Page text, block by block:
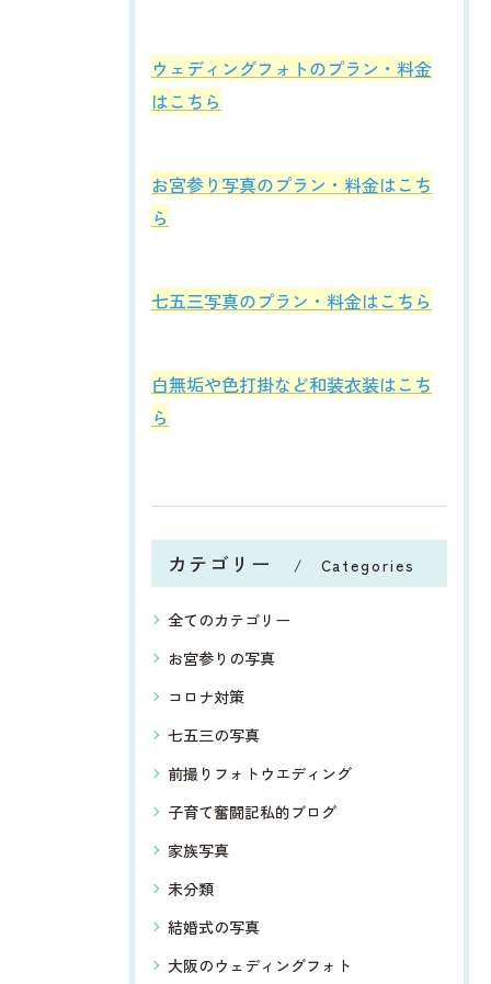
ウェディングフォトのプラン・料金
はこちら
お宮参り写真のプラン・料金はこち
ら
七五三写真のプラン・料金はこちら
白無垢や色打掛など和装衣装はこち
ら
カテゴリー Categories
全てのカテゴリー
お宮参りの写真
コロナ対策
七五三の写真
前撮りフォトウエディング
子育て奮闘記私的ブログ
家族写真
未分類
結婚式の写真
大阪のウェディングフォト